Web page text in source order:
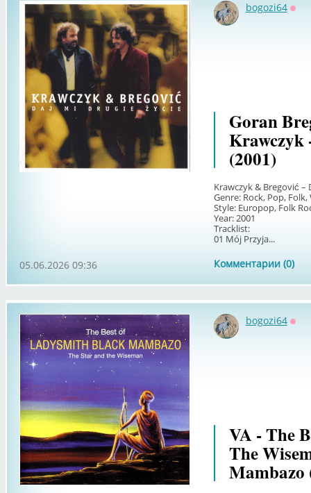
bogozi64
Goran
Krawczyk
(2001)
Krawczyk & Bregović –
Genre: Rock, Pop,
Style: Europop, Folk
Year: 2001
Tracklist:
01 Mój Przyja...
Комментарии (0)
05.06.2026 09:36
bogozi64
VA - The
The
Mambazo